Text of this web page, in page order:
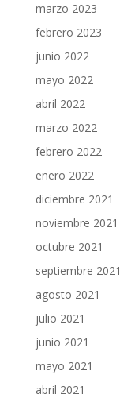
marzo 2023
febrero 2023
junio 2022
mayo 2022
abril 2022
marzo 2022
febrero 2022
enero 2022
diciembre 2021
noviembre 2021
octubre 2021
septiembre 2021
agosto 2021
julio 2021
junio 2021
mayo 2021
abril 2021